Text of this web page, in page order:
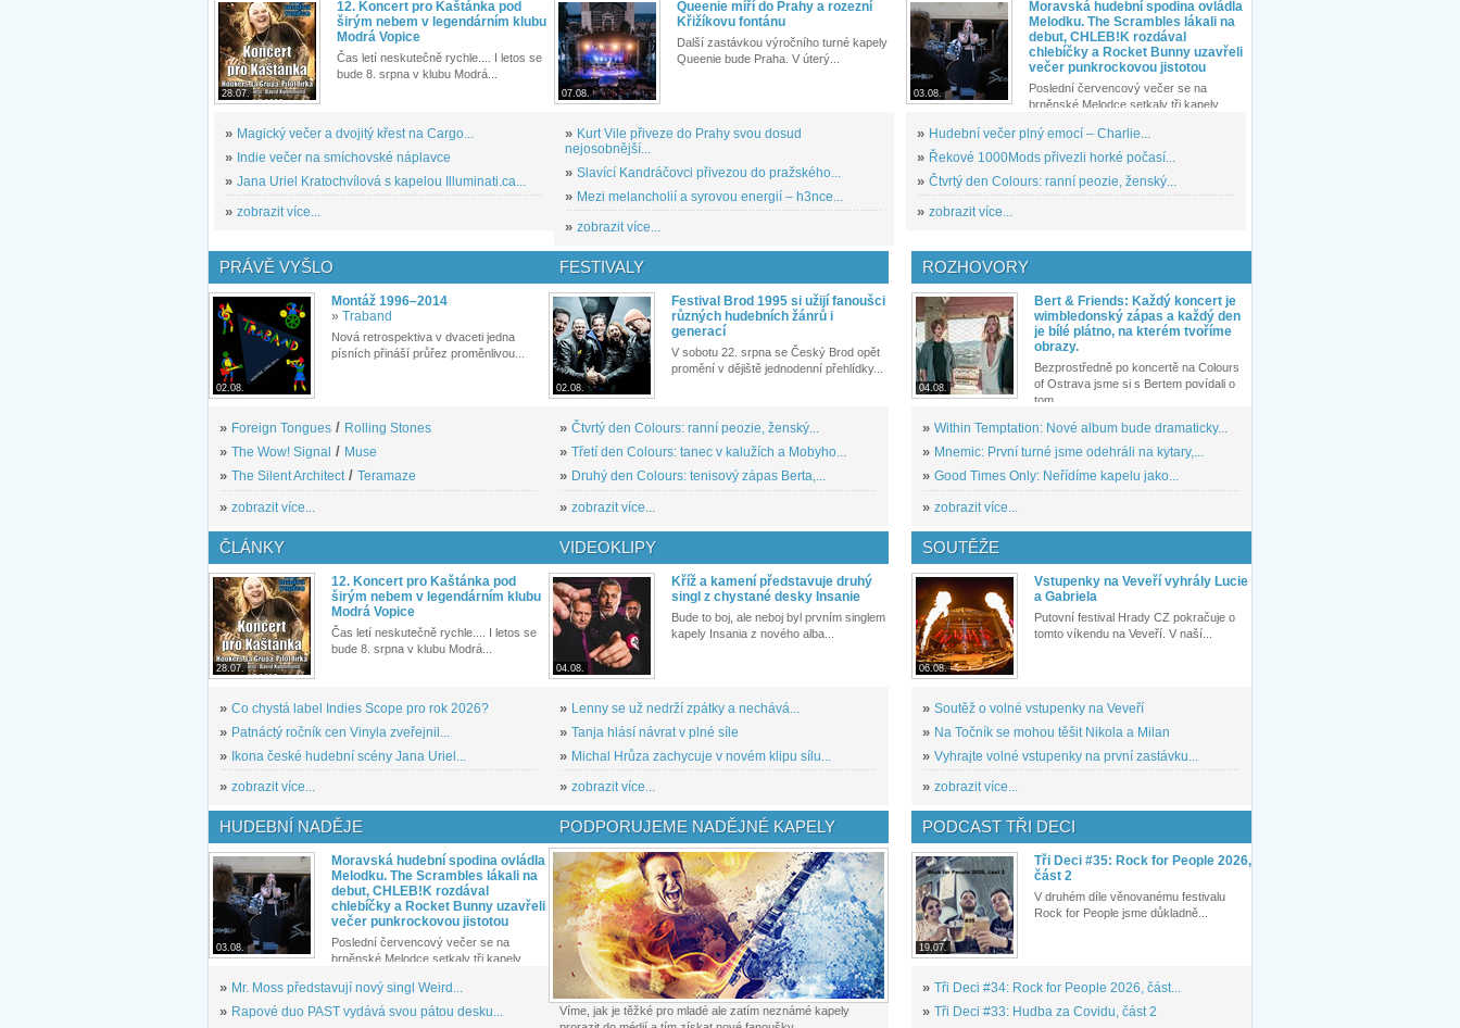
28.07.
12. Koncert pro Kaštánka pod
širým nebem v legendárním klubu
Modrá Vopice
Čas letí neskutečně rychle.... I letos se
bude 8. srpna v klubu Modrá...
» Magický večer a dvojitý křest na Cargo...
» Indie večer na smíchovské náplavce
» Jana Uriel Kratochvílová s kapelou Illuminati.ca...
» zobrazit více...
07.08.
Queenie míří do Prahy a rozezní
Křižíkovu fontánu
Další zastávkou výročního turné kapely
Queenie bude Praha. V úterý...
» Kurt Vile přiveze do Prahy svou dosud
nejosobnější...
» Slavící Kandráčovci přivezou do pražského...
» Mezi melancholií a syrovou energií – h3nce...
» zobrazit více...
03.08.
Moravská hudební spodina ovládla
Melodku. The Scrambles lákali na
debut, CHLEB!K rozdával
chlebíčky a Rocket Bunny uzavřeli
večer punkrockovou jistotou
Poslední červencový večer se na
brněnské Melodce setkaly tři kapely...
» Hudební večer plný emocí – Charlie...
» Řekové 1000Mods přivezli horké počasí...
» Čtvrtý den Colours: ranní peozie, ženský...
» zobrazit více...
PRÁVĚ VYŠLO
02.08.
Montáž 1996–2014
» Traband
Nová retrospektiva v dvaceti jedna
písních přináší průřez proměnlivou...
» Foreign Tongues / Rolling Stones
» The Wow! Signal / Muse
» The Silent Architect/ Teramaze
» zobrazit více...
FESTIVALY
02.08.
Festival Brod 1995 si užijí fanoušci
různých hudebních žánrů i
generací
V sobotu 22. srpna se Český Brod opět
promění v dějiště jednodenní přehlídky...
» Čtvrtý den Colours: ranní peozie, ženský...
» Třetí den Colours: tanec v kalužích a Mobyho...
» Druhý den Colours: tenisový zápas Berta,...
» zobrazit více...
ROZHOVORY
04.08.
Bert & Friends: Každý koncert je
wimbledonský zápas a každý den
je bílé plátno, na kterém tvoříme
obrazy.
Bezprostředně po koncertě na Colours
of Ostrava jsme si s Bertem povídali o
tom,...
» Within Temptation: Nové album bude dramaticky...
» Mnemic: První turné jsme odehráli na kytary,...
» Good Times Only: Neřídíme kapelu jako...
» zobrazit více...
ČLÁNKY
28.07.
12. Koncert pro Kaštánka pod
širým nebem v legendárním klubu
Modrá Vopice
Čas letí neskutečně rychle.... I letos se
bude 8. srpna v klubu Modrá...
» Co chystá label Indies Scope pro rok 2026?
» Patnáctý ročník cen Vinyla zveřejnil...
» Ikona české hudební scény Jana Uriel...
» zobrazit více...
VIDEOKLIPY
04.08.
Kříž a kamení představuje druhý
singl z chystané desky Insanie
Bude to boj, ale neboj byl prvním singlem
kapely Insania z nového alba...
» Lenny se už nedrží zpátky a nechává...
» Tanja hlásí návrat v plné síle
» Michal Hrůza zachycuje v novém klipu sílu...
» zobrazit více...
SOUTĚŽE
06.08.
Vstupenky na Veveří vyhrály Lucie
a Gabriela
Putovní festival Hrady CZ pokračuje o
tomto víkendu na Veveří. V naší...
» Soutěž o volné vstupenky na Veveří
» Na Točník se mohou těšit Nikola a Milan
» Vyhrajte volné vstupenky na první zastávku...
» zobrazit více...
HUDEBNÍ NADĚJE
03.08.
Moravská hudební spodina ovládla
Melodku. The Scrambles lákali na
debut, CHLEB!K rozdával
chlebíčky a Rocket Bunny uzavřeli
večer punkrockovou jistotou
Poslední červencový večer se na
brněnské Melodce setkaly tři kapely...
» Mr. Moss představují nový singl Weird...
» Rapové duo PAST vydává svou pátou desku...
PODPORUJEME NADĚJNÉ KAPELY
Víme, jak je těžké pro mladé ale zatím neznámé kapely
PODCAST TŘI DECI
19.07.
Tři Deci #35: Rock for People 2026,
část 2
V druhém díle věnovanému festivalu
Rock for People jsme důkladně...
» Tři Deci #34: Rock for People 2026, část...
» Tři Deci #33: Hudba za Covidu, část 2